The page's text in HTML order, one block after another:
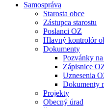
Samospráva
Starosta obce
Zástupca starostu
Poslanci OZ
Hlavný kontrolór
Dokumenty
Pozvánky
Zápisnice
Uznesenia
Dokumenty
Projekty
Obecný úrad